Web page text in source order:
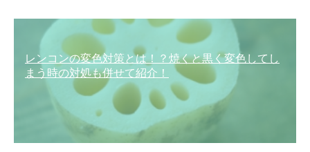
レンコンの変色対策とは！？焼くと黒く変色してし
まう時の対処も併せて紹介！